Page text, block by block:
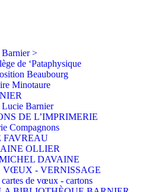
>
de ‘Pataphysique
Beaubourg
Minotaure
Lucie Barnier
DE L’IMPRIMERIE
Compagnons
FAVREAU
OLLIER
DAVAINE
VŒUX - VERNISSAGE
de vœux - cartons